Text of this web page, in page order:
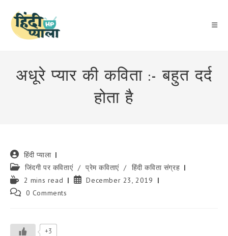
content
अधूरे प्यार की कविता :- बहुत दर्द
होता है
Post
author:
हिंदी प्याला
Post
category:
जिंदगी पर कविताएं / प्रेम कविताएं / हिंदी कविता संग्रह
Reading
time:
2 mins read
PostDecember 23, 2019
Post 0 Comments
+3